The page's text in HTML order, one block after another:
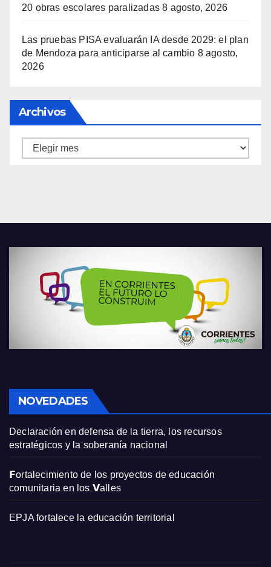
20 obras escolares paralizadas 8 agosto, 2026
Las pruebas PISA evaluarán IA desde 2029: el plan
de Mendoza para anticiparse al cambio 8 agosto,
2026
Archivos
Archivos
NOVEDADES
Declaración en defensa de la tierra, los recursos
estratégicos y la soberanía nacional
𝗙ortalecimiento de los proyectos de educación
comunitaria en los 𝗩alles
EPJA fortalece la educación territorial